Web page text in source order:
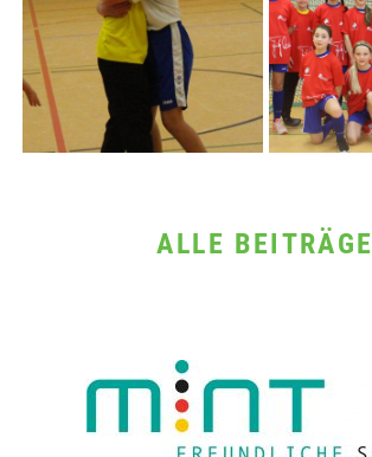
ALLE BEITRÄGE